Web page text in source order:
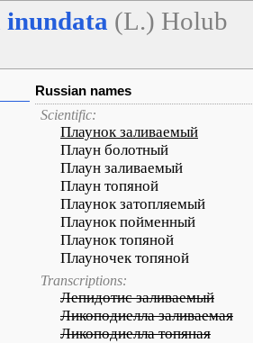
inundata (L.) Holub
Russian names
Scientific:
Плаунок заливаемый
Плаун болотный
Плаун заливаемый
Плаун топяной
Плаунок затопляемый
Плаунок пойменный
Плаунок топяной
Плауночек топяной
Transcriptions:
Лепидотис заливаемый
Ликоподиелла заливаемая
Ликоподиелла топяная